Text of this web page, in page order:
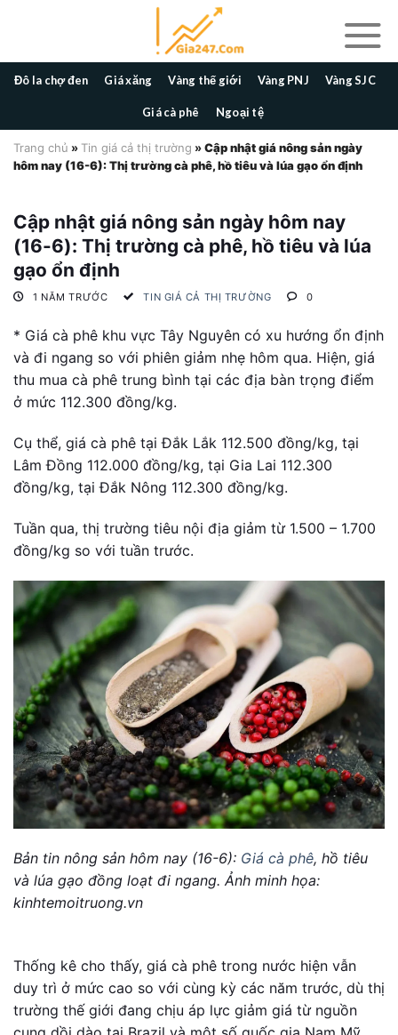
Đô la chợ đen Giá xăng Vàng thế giới Vàng PNJ Vàng SJC
Giá cà phê Ngoại tệ
Trang chủ » Tin giá cả thị trường »Cập nhật giá nông sản ngày
hôm nay (16-6): Thị trường cà phê, hồ tiêu và lúa gạo ổn định
Cập nhật giá nông sản ngày hôm nay
(16-6): Thị trường cà phê, hồ tiêu và lúa
gạo ổn định
1 NĂM TRƯỚC TIN GIÁ CẢ THỊ TRƯỜNG 0
* Giá cà phê khu vực Tây Nguyên có xu hướng ổn định
và đi ngang so với phiên giảm nhẹ hôm qua. Hiện, giá
thu mua cà phê trung bình tại các địa bàn trọng điểm
ở mức 112.300 đồng/kg.
Cụ thể, giá cà phê tại Đắk Lắk 112.500 đồng/kg, tại
Lâm Đồng 112.000 đồng/kg, tại Gia Lai 112.300
đồng/kg, tại Đắk Nông 112.300 đồng/kg.
Tuần qua, thị trường tiêu nội địa giảm từ 1.500 – 1.700
đồng/kg so với tuần trước.
Bản tin nông sản hôm nay (16-6): Giá cà phê, hồ tiêu
và lúa gạo đồng loạt đi ngang. Ảnh minh họa:
kinhtemoitruong.vn
Thống kê cho thấy, giá cà phê trong nước hiện vẫn
duy trì ở mức cao so với cùng kỳ các năm trước, dù thị
trường thế giới đang chịu áp lực giảm giá từ nguồn